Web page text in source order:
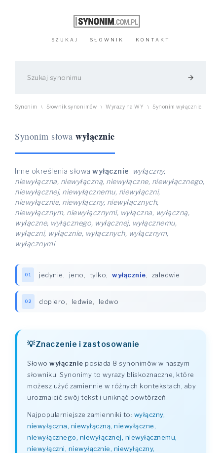
SZUKAJ SŁOWNIK KONTAKT
arrow_forward
Synonim \ Słownik synonimów \ Wyrazy na WY \ Synonim wyłącznie
Synonim słowa wyłącznie
Inne określenia słowa wyłącznie: wyłączny,
niewyłączna, niewyłączną, niewyłączne, niewyłącznego,
niewyłącznej, niewyłącznemu, niewyłączni,
niewyłącznie, niewyłączny, niewyłącznych,
niewyłącznym, niewyłącznymi, wyłączna, wyłączną,
wyłączne, wyłącznego, wyłącznej, wyłącznemu,
wyłączni, wyłącznie, wyłącznych, wyłącznym,
wyłącznymi
01 jedynie jeno tylko wyłącznie zaledwie
02 dopiero ledwie ledwo
Znaczenie i zastosowanie
Słowo wyłącznie posiada 8 synonimów w naszym
słowniku. Synonimy to wyrazy bliskoznaczne, które
możesz użyć zamiennie w różnych kontekstach, aby
urozmaicić swój tekst i uniknąć powtórzeń.
Najpopularniejsze zamienniki to: wyłączny,
niewyłączna, niewyłączną, niewyłączne,
niewyłącznego, niewyłącznej, niewyłącznemu,
niewyłączni, niewyłącznie, niewyłączny,